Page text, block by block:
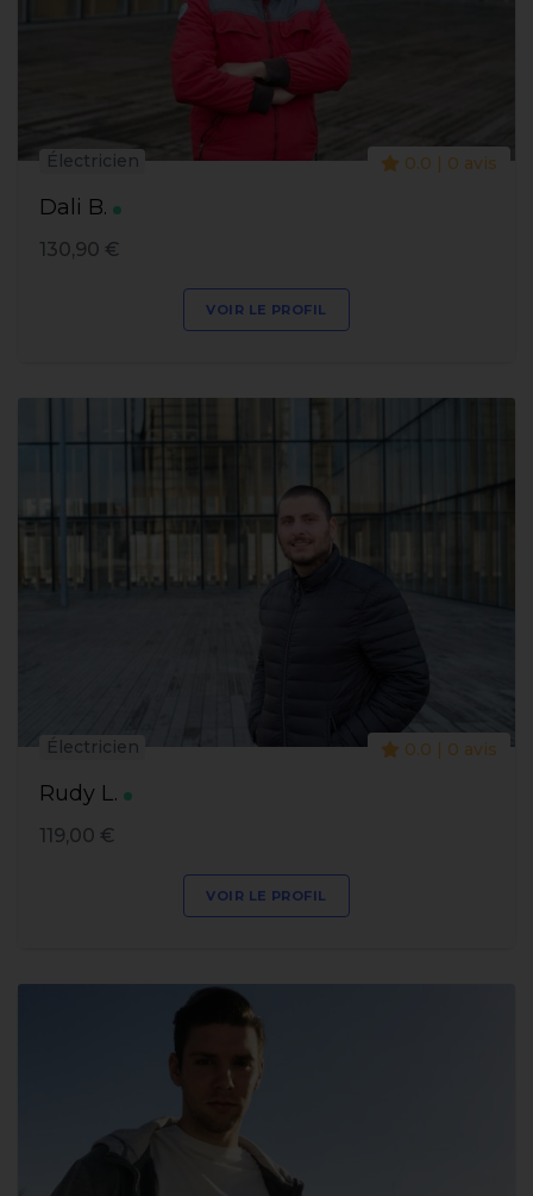
Dali B.
Électricien 0.0 | 0 avis
130,90 €
VOIR LE PROFIL
Rudy L.
Électricien 0.0 | 0 avis
119,00 €
VOIR LE PROFIL